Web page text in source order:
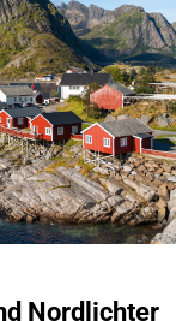
Nordlichter